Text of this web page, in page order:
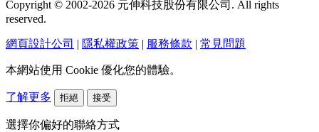
Copyright © 2002-2026 元伸科技股份有限公司. All rights
reserved.
網頁設計公司 | 隱私權政策 | 服務條款 | 常見問題
本網站使用 Cookie 優化您的體驗。
了解更多 拒絕 接受
選擇你偏好的聯絡方式